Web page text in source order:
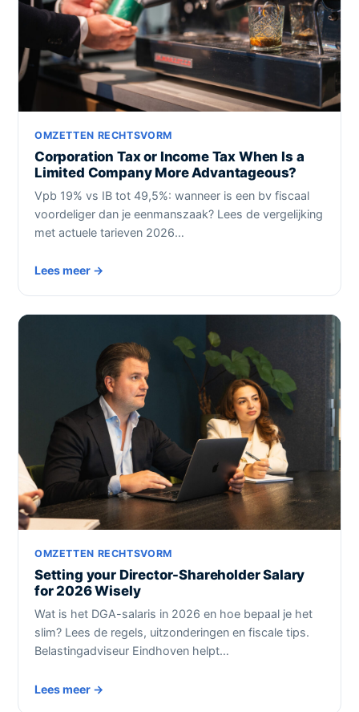
OMZETTEN RECHTSVORM
Corporation Tax or Income Tax When Is a
Limited Company More Advantageous?
Vpb 19% vs IB tot 49,5%: wanneer is een bv fiscaal
voordeliger dan je eenmanszaak? Lees de vergelijking
met actuele tarieven 2026…
Lees meer →
OMZETTEN RECHTSVORM
Setting your Director-Shareholder Salary
for 2026 Wisely
Wat is het DGA-salaris in 2026 en hoe bepaal je het
slim? Lees de regels, uitzonderingen en fiscale tips.
Belastingadviseur Eindhoven helpt…
Lees meer →